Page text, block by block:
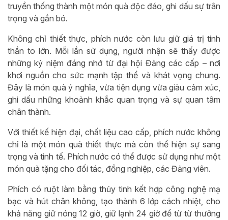
truyền thống thành một món quà độc đáo, ghi dấu sự trân
trọng và gắn bó.
Không chỉ thiết thực, phích nước còn lưu giữ giá trị tinh
thần to lớn. Mỗi lần sử dụng, người nhận sẽ thấy được
những kỷ niệm đáng nhớ từ đại hội Đảng các cấp – nơi
khơi nguồn cho sức mạnh tập thể và khát vọng chung.
Đây là món quà ý nghĩa, vừa tiện dụng vừa giàu cảm xúc,
ghi dấu những khoảnh khắc quan trọng và sự quan tâm
chân thành.
Với thiết kế hiện đại, chất liệu cao cấp, phích nước không
chỉ là một món quà thiết thực mà còn thể hiện sự sang
trọng và tinh tế. Phích nước có thể được sử dụng như một
món quà tặng cho đối tác, đồng nghiệp, các Đảng viên.
Phích có ruột làm bằng thủy tinh kết hợp công nghệ mạ
bạc và hút chân không, tạo thành 6 lớp cách nhiệt, cho
khả năng giữ nóng 12 giờ, giữ lạnh 24 giờ để từ từ thưởng